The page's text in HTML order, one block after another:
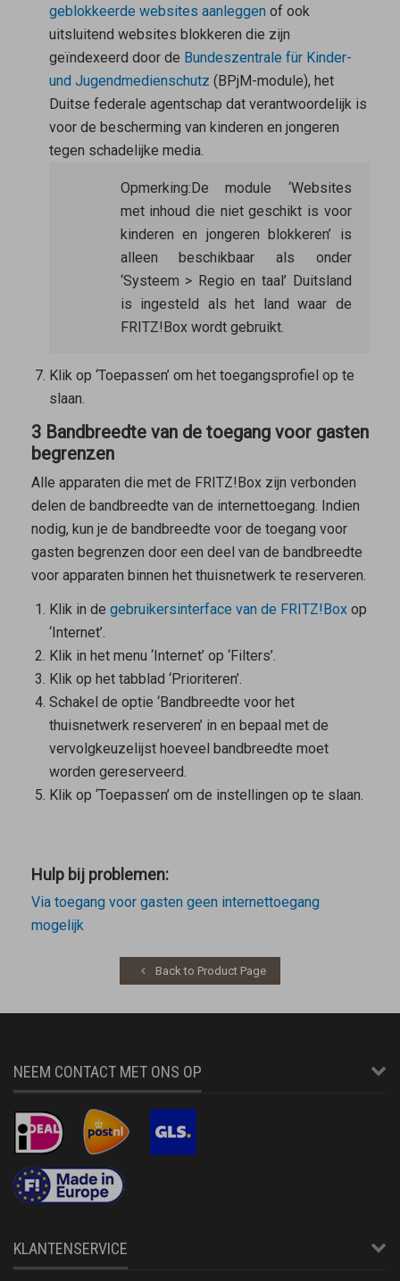
geblokkeerde websites aanleggen of ook
uitsluitend websites blokkeren die zijn
geïndexeerd door de Bundeszentrale für Kinder-
und Jugendmedienschutz (BPjM-module), het
Duitse federale agentschap dat verantwoordelijk is
voor de bescherming van kinderen en jongeren
tegen schadelijke media.
Opmerking:De module ‘Websites
met inhoud die niet geschikt is voor
kinderen en jongeren blokkeren’ is
alleen beschikbaar als onder
‘Systeem > Regio en taal’ Duitsland
is ingesteld als het land waar de
FRITZ!Box wordt gebruikt.
Klik op ‘Toepassen’ om het toegangsprofiel op te
slaan.
3 Bandbreedte van de toegang voor gasten
begrenzen
Alle apparaten die met de FRITZ!Box zijn verbonden
delen de bandbreedte van de internettoegang. Indien
nodig, kun je de bandbreedte voor de toegang voor
gasten begrenzen door een deel van de bandbreedte
voor apparaten binnen het thuisnetwerk te reserveren.
Klik in de gebruikersinterface van de FRITZ!Boxop
‘Internet’.
Klik in het menu ‘Internet’ op ‘Filters’.
Klik op het tabblad ‘Prioriteren’.
Schakel de optie ‘Bandbreedte voor het
thuisnetwerk reserveren’ in en bepaal met de
vervolgkeuzelijst hoeveel bandbreedte moet
worden gereserveerd.
Klik op ‘Toepassen’ om de instellingen op te slaan.
Hulp bij problemen:
Via toegang voor gasten geen internettoegang
mogelijk
Back to Product Page
NEEM CONTACT MET ONS OP
KLANTENSERVICE